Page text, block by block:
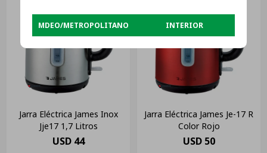
Jarra Eléctrica James Inox
Jje17 1,7 Litros
USD 44
Jarra Eléctrica James Je-17 R
Color Rojo
USD 50
MDEO/METROPOLITANO INTERIOR